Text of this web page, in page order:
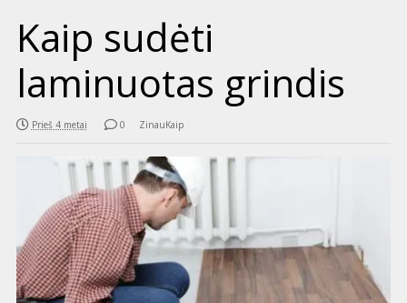
Kaip sudėti
laminuotas grindis
Prieš 4 metai 0 ZinauKaip